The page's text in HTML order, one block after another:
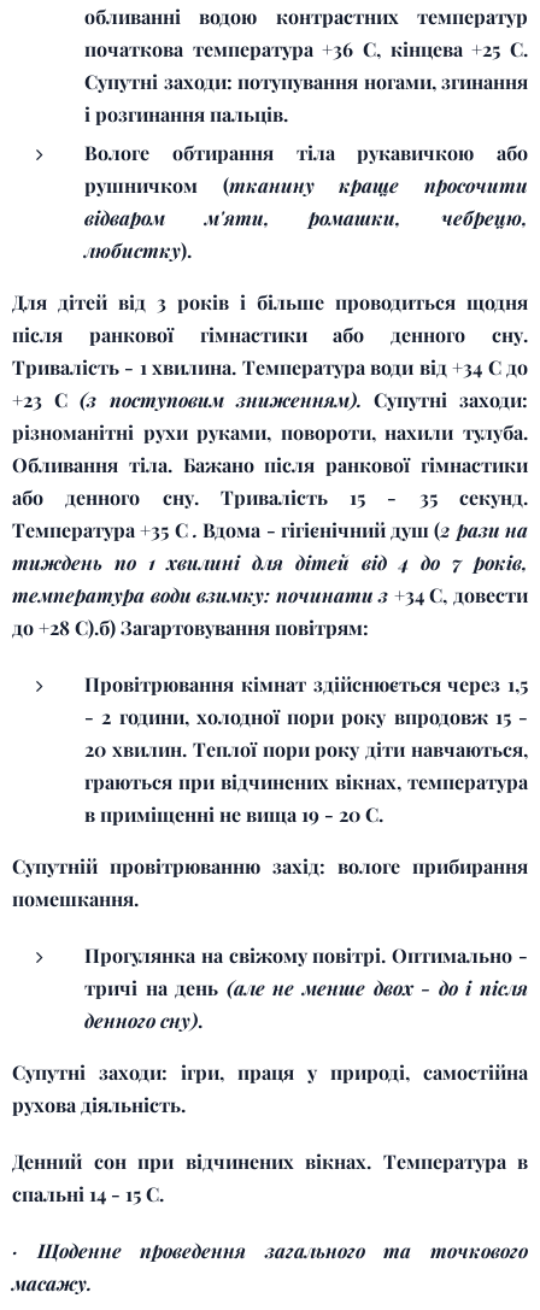
обливанні водою контрастних температур
початкова температура +36 С, кінцева +25 С.
Супутні заходи: потупування ногами, згинання
і розгинання пальців.
Вологе обтирання тіла рукавичкою або
рушничком (тканину краще просочити
відваром м'яти, ромашки, чебрецю,
любистку).
Для дітей від 3 років і більше проводиться щодня
після ранкової гімнастики або денного сну.
Тривалість - 1 хвилина. Температура води від +34 С до
+23 С(з поступовим зниженням). Супутні заходи:
різноманітні рухи руками, повороти, нахили тулуба.
Обливання тіла. Бажано після ранкової гімнастики
або денного сну. Тривалість 15 - 35 секунд.
Температура +35 С.Вдома - гігієнічний душ (2 рази на
тиждень по 1 хвилині для дітей від 4 до 7 років,
температура води взимку: починати з +34 С, довести
до +28 С).б) Загартовування повітрям:
Провітрювання кімнат здійснюється через 1,5
- 2 години, холодної пори року впродовж 15 -
20 хвилин. Теплої пори року діти навчаються,
граються при відчинених вікнах, температура
в приміщенні не вища 19 - 20 С.
Супутній провітрюванню захід: вологе прибирання
помешкання.
Прогулянка на свіжому повітрі. Оптимально -
тричі на день (але не менше двох - до і після
денного сну).
Супутні заходи: ігри, праця у природі, самостійна
рухова діяльність.
Денний сон при відчинених вікнах. Температура в
спальні 14 - 15 С.
· Щоденне проведення загального та точкового
масажу.